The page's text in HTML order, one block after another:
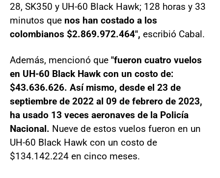
28, SK350 y UH-60 Black Hawk; 128 horas y 33
minutos que nos han costado a los
colombianos $2.869.972.464", escribió Cabal.
Además, mencionó que "fueron cuatro vuelos
en UH-60 Black Hawk con un costo de:
$43.636.626. Así mismo, desde el 23 de
septiembre de 2022 al 09 de febrero de 2023,
ha usado 13 veces aeronaves de la Policía
Nacional. Nueve de estos vuelos fueron en un
UH-60 Black Hawk con un costo de
$134.142.224 en cinco meses.